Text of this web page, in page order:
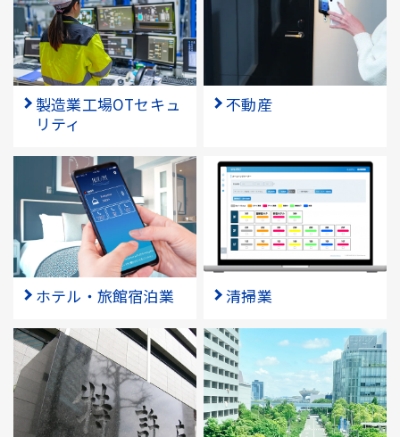
製造業工場OTセキュ
リティ
不動産
ホテル・旅館宿泊業 清掃業